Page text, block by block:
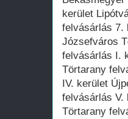
kerület
felvásárlás 7.
Józsefváros
felvásárlás I.
Törtarany
IV. kerület
felvásárlás V.
Törtarany